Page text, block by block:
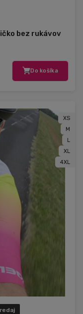
bez rukávov
Do košíka
XS
M
L
XL
4XL